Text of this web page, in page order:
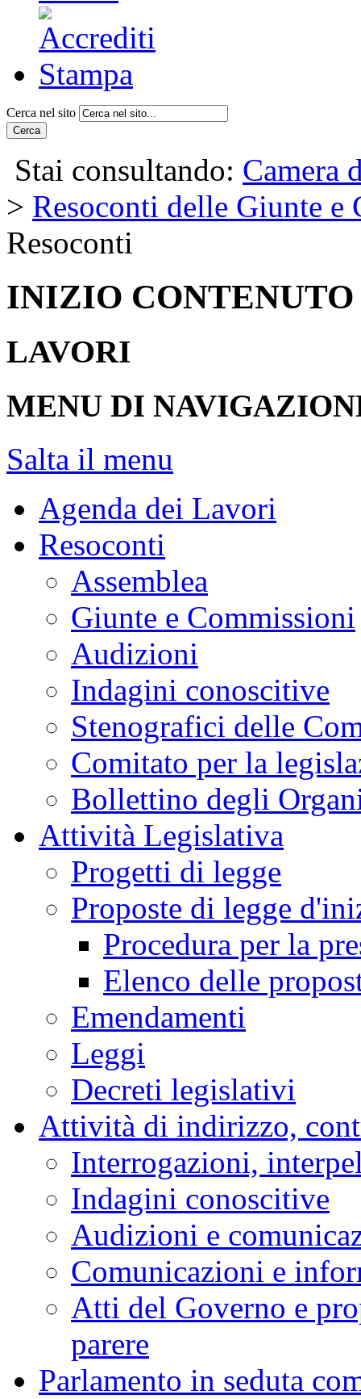
Cerca nel sito
Cerca
Stai consultando: Camera
> Resoconti delle Giunte e
Resoconti
INIZIO CONTENUTO
LAVORI
MENU DI
Salta il menu
Agenda dei Lavori
Resoconti
Assemblea
Giunte e Commissioni
Audizioni
Indagini conoscitive
Stenografici delle
Comitato per la
Bollettino degli
Attività Legislativa
Progetti di legge
Proposte di legge
Procedura per la
Elenco delle
Emendamenti
Leggi
Decreti legislativi
Attività di indirizzo,
Interrogazioni,
Indagini conoscitive
Audizioni e
Comunicazioni e
Atti del Governo e
parere
Parlamento in seduta